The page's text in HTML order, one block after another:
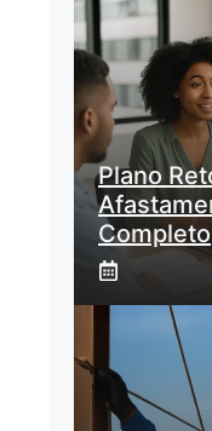
Plano
Completo